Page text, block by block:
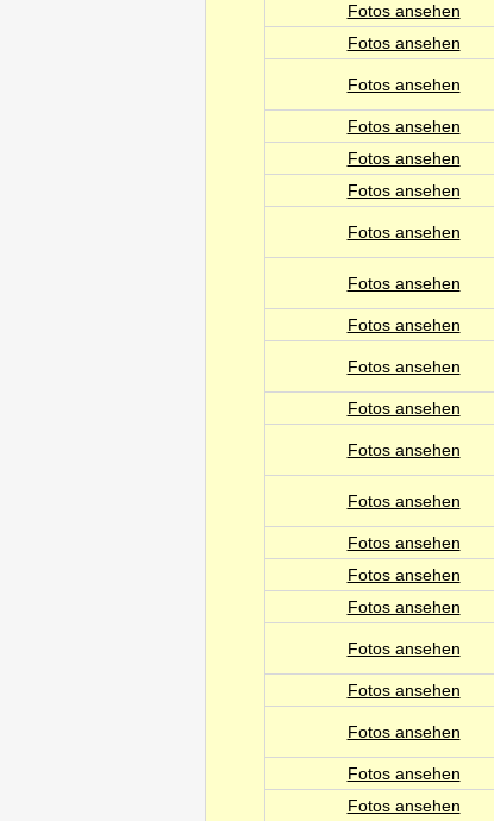
Fotos ansehen
Fotos ansehen
Fotos ansehen
Fotos ansehen
Fotos ansehen
Fotos ansehen
Fotos ansehen
Fotos ansehen
Fotos ansehen
Fotos ansehen
Fotos ansehen
Fotos ansehen
Fotos ansehen
Fotos ansehen
Fotos ansehen
Fotos ansehen
Fotos ansehen
Fotos ansehen
Fotos ansehen
Fotos ansehen
Fotos ansehen